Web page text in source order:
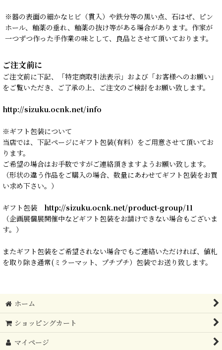
※器の表面の細かなヒビ（貫入）や鉄分等の黒い点、石はぜ、ピン
ホール、釉薬の垂れ、釉薬の抜け等がある場合があります。作家が
一つずつ作った手作業の味として、良品とさせて頂いております。
ご注文前に
ご注文前に下記、「特定商取引法表示」および「お客様へのお願い」
をご覧いただき、ご了承の上、ご注文のご検討をお願い致します。
http://sizuku.ocnk.net/info
※ギフト包装について
当店では、下記ページにギフト包装(有料）をご用意させて頂いてお
ります。
ご希望の場合はお手数ですがご連絡頂きますようお願い致します。
（形状の違う作品をご購入の場合、数量にあわせてギフト包装をお買
い求め下さい。）
ギフト包装 http://sizuku.ocnk.net/product-group/11
（企画展個展開催中などギフト包装をお請けできない場合もございま
す。）
またギフト包装をご希望されない場合でもご連絡いただければ、値札
を取り除き通常(ミラーマット、プチプチ）包装でお送り致します。
ホーム
ショッピングカート
マイページ